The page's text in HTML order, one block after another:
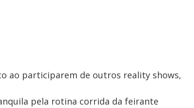
ao participarem de outros reality shows,
pela rotina corrida da feirante